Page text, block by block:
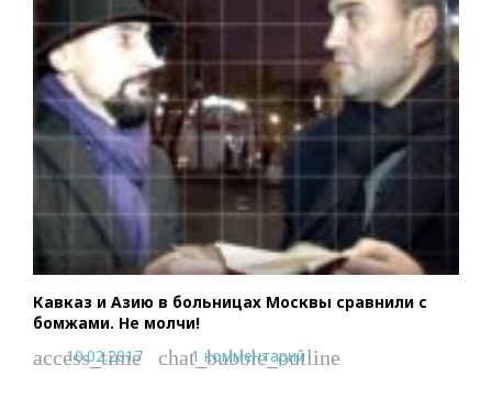
Кавказ и Азию в больницах Москвы сравнили с
бомжами. Не молчи!
access_time
10.02.2017 chat_bubble_outline
1 комментарий